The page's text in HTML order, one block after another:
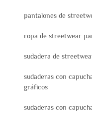
pantalones de
ropa de streetwear
sudadera de
sudaderas con
gráficos
sudaderas con